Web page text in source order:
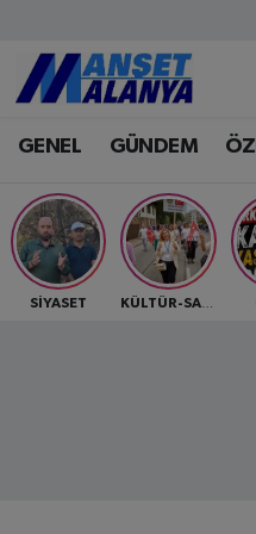
GENEL GÜNDEM
SİYASET KÜLTÜR-SANAT
Antalya Nöbetçi
Antalya Hava
Antalya Namaz
Antalya Trafik